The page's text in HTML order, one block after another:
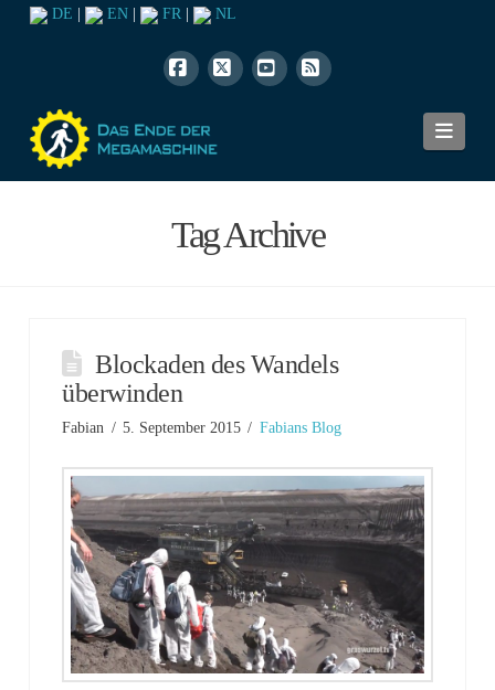
DE EN| FR| NL
Tag Archive
Blockaden des Wandels
überwinden
Fabian 5. September 2015 Fabians Blog